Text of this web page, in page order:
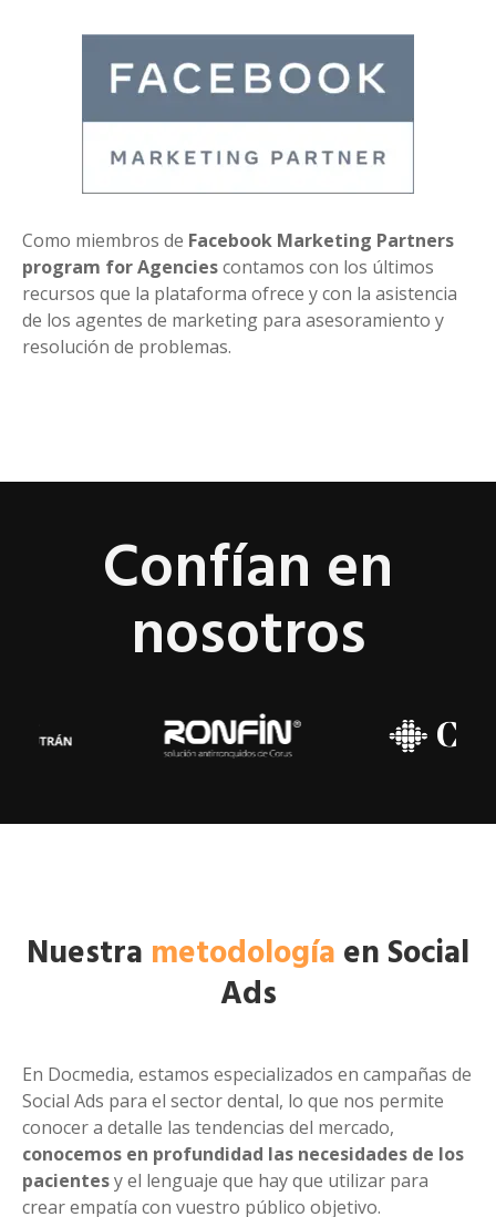
Como miembros de Facebook Marketing Partners
program for Agenciescontamos con los últimos
recursos que la plataforma ofrece y con la asistencia
de los agentes de marketing para asesoramiento y
resolución de problemas.
Confían en
nosotros
Nuestra metodologíaen Social
Ads
En Docmedia, estamos especializados en campañas de
Social Ads para el sector dental, lo que nos permite
conocer a detalle las tendencias del mercado,
conocemos en profundidad las necesidades de los
pacientesy el lenguaje que hay que utilizar para
crear empatía con vuestro público objetivo.